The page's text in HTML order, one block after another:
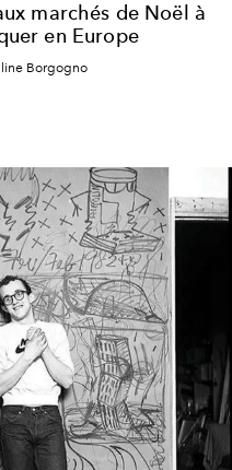
marchés de Noël à
en Europe
Borgogno